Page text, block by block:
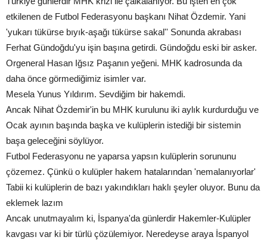
etkilenen de Futbol Federasyonu başkanı Nihat Özdemir. Yani
'yukarı tükürse bıyık-aşağı tükürse sakal'' Sonunda akrabası
Ferhat Gündoğdu'yu işin başına getirdi. Gündoğdu eski bir asker.
Orgeneral Hasan Iğsız Paşanın yeğeni. MHK kadrosunda da
daha önce görmediğimiz isimler var.
Mesela Yunus Yıldırım. Sevdiğim bir hakemdi.
Ancak Nihat Özdemir'in bu MHK kurulunu iki aylık kurdurduğu ve
Ocak ayının başında başka ve kulüplerin istediği bir sistemin
başa geleceğini söylüyor.
Futbol Federasyonu ne yaparsa yapsın kulüplerin sorununu
çözemez. Çünkü o kulüpler hakem hatalarından 'nemalanıyorlar'
Tabii ki kulüplerin de bazı yakındıkları haklı şeyler oluyor. Bunu da
eklemek lazım
Ancak unutmayalım ki, İspanya'da günlerdir Hakemler-Kulüpler
kavgası var ki bir türlü çözülemiyor. Neredeyse araya İspanyol